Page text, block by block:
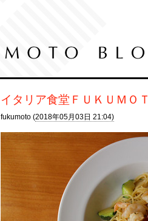
イタリア食堂ＦＵＫＵＭＯ
fukumoto (2018年05月03日 21:04)